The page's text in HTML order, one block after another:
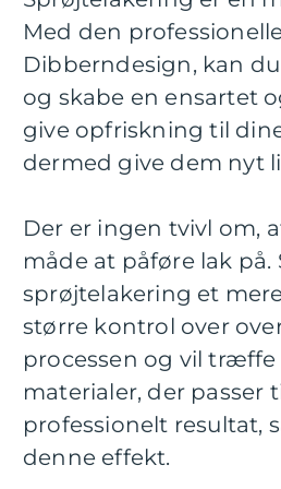
Med den
Dibberndesign, kan
og skabe en ensartet
give opfriskning til
dermed give dem nyt
Der er ingen tvivl om,
måde at påføre lak
sprøjtelakering et
større kontrol over
processen og vil
materialer, der passer
professionelt resultat,
denne effekt.